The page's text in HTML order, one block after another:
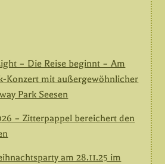
– Die Reise beginnt – Am
Konzert mit außergewöhnlicher
Park Seesen
– Zitterpappel bereichert den
am 28.11.25 im